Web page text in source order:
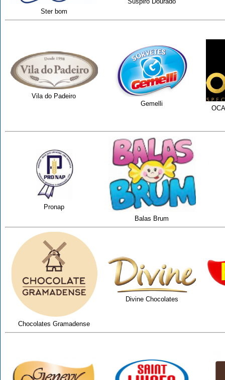
Ster bom
Vila do Padeiro
Gemelli
Pronap
Balas Brum
Chocolates Gramadense
Divine Chocolates